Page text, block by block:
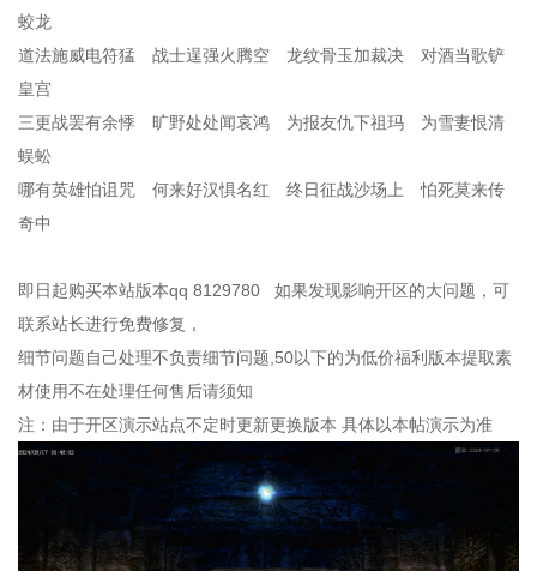
蛟龙
道法施威电符猛 战士逞强火腾空 龙纹骨玉加裁决 对酒当歌铲
皇宫
三更战罢有余悸 旷野处处闻哀鸿 为报友仇下祖玛 为雪妻恨清
蜈蚣
哪有英雄怕诅咒 何来好汉惧名红 终日征战沙场上 怕死莫来传
奇中
即日起购买本站版本qq 8129780 如果发现影响开区的大问题，可
联系站长进行免费修复，
细节问题自己处理不负责细节问题,50以下的为低价福利版本提取素
材使用不在处理任何售后请须知
注：由于开区演示站点不定时更新更换版本 具体以本帖演示为准